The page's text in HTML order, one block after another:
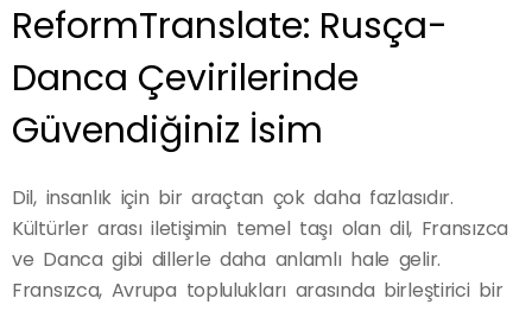
ReformTranslate: Rusça-
Danca Çevirilerinde
Güvendiğiniz İsim
Dil, insanlık için bir araçtan çok daha fazlasıdır.
Kültürler arası iletişimin temel taşı olan dil, Fransızca
ve Danca gibi dillerle daha anlamlı hale gelir.
Fransızca, Avrupa toplulukları arasında birleştirici bir